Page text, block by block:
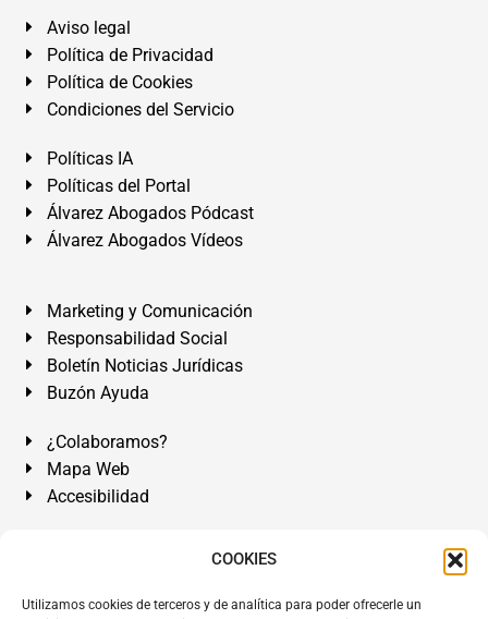
COOKIES
Utilizamos cookies de terceros y de analítica para poder ofrecerle un
Aviso legal
Política de Privacidad
Política de Cookies
Condiciones del Servicio
Políticas IA
Políticas del Portal
Álvarez Abogados Pódcast
Álvarez Abogados Vídeos
Marketing y Comunicación
Responsabilidad Social
Boletín Noticias Jurídicas
Buzón Ayuda
¿Colaboramos?
Mapa Web
Accesibilidad
Álvarez Abogados Tenerife:Calle Teobaldo Power Nº 7,
de Tenerife. Islas Canarias.